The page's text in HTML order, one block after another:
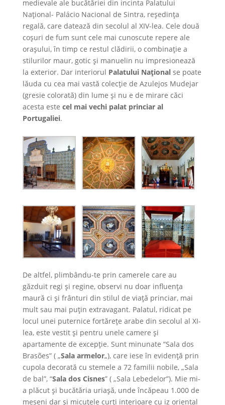
medievale ale bucătăriei din incinta Palatului
Național- Palácio Nacional de Sintra, reședința
regală, care datează din secolul al XIV-lea. Cele două
coșuri de fum sunt cele mai cunoscute repere ale
orașului, în timp ce restul clădirii, o combinație a
stilurilor maur, gotic și manuelin nu impresionează
la exterior. Dar interiorul Palatului Naționalse poate
lăuda cu cea mai vastă colecție de Azulejos Mudejar
(gresie colorată) din lume și nu e de mirare căci
acesta este cel mai vechi palat princiar al
Portugaliei.
De altfel, plimbându-te prin camerele care au
găzduit regi și regine, observi nu doar influența
maură ci și frânturi din stilul de viață princiar, mai
mult sau mai puțin extravagant. Palatul, ridicat pe
locul unei puternice fortărețe arabe din secolul al XI-
lea, este vestit și pentru unele camere și
apartamente de excepție. Sunt minunate “Sala dos
Brasões” ( „Sala armelor„), care iese în evidență prin
cupola decorată cu stemele a 72 familii nobile, „Sala
de bal”, “Sala dos Cisnes” ( „Sala Lebedelor”). Mie mi-
a plăcut și bucătăria uriașă, unde încăpeau 1.000 de
meseni dar și micuțele curți interioare cu iz oriental